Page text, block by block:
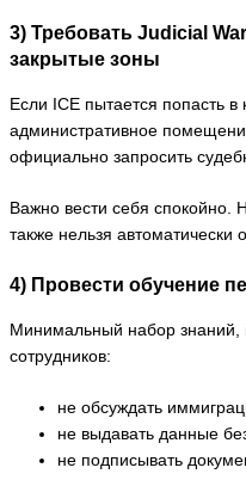
3) Требовать Judicial
закрытые зоны
Если ICE пытается попасть в
административное
официально запросить
Важно вести себя спокойно.
также нельзя автоматически
4) Провести обучение
Минимальный набор знаний,
сотрудников:
не обсуждать
не выдавать данные
не подписывать